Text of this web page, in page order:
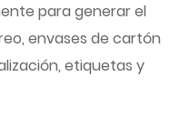
para generar el
envases de cartón
etiquetas y